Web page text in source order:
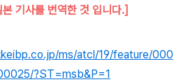
기사를 번역한 것 입니다.]
ms/atcl/19/feature/000
?ST=msb&P=1